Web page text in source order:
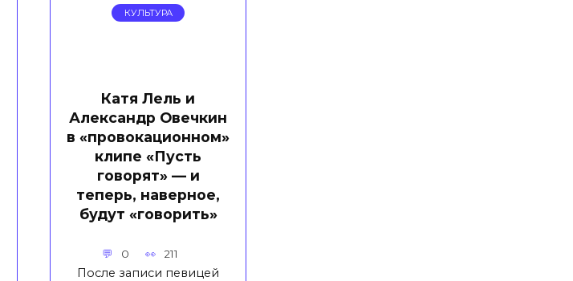
КУЛЬТУРА
Катя Лель и
Александр Овечкин
в «провокационном»
клипе «Пусть
говорят» — и
теперь, наверное,
будут «говорить»
0 211
После записи певицей